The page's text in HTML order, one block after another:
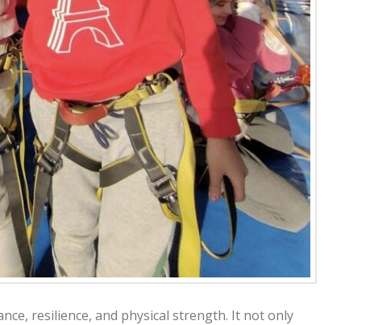
resilience, and physical strength. It not only